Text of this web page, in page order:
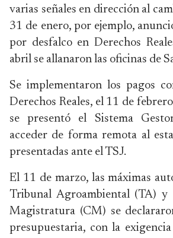
varias señales en dirección al
31 de enero, por ejemplo,
por desfalco en Derechos
abril se allanaron las oficinas de
Se implementaron los pagos
Derechos Reales, el 11 de
se presentó el Sistema
acceder de forma remota al
presentadas ante el TSJ.
El 11 de marzo, las máximas
Tribunal Agroambiental (TA) y
Magistratura (CM) se
presupuestaria, con la